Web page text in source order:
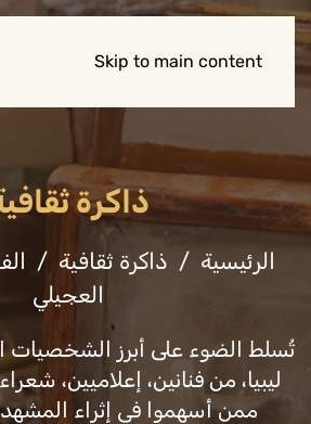
Skip to main content
ذاكرة
الرئيسية ذاكرة ثقافية
العجيلي
تُسلط الضوء على أبرز الشخصيات
ليبيا، من فنانين، إعلاميين،
ممن أسهموا في إثراء المشهد